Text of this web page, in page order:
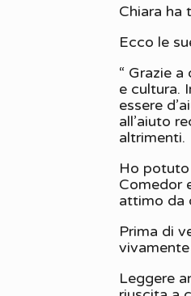
Chiara ha
Ecco le
“ Grazie
e cultura.
essere
all’aiuto
altrimenti.
Ho potuto
Comedor
attimo da
Prima di
Leggere